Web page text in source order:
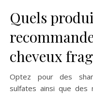
Quels
cheveux
Optez pour des
sulfates ainsi que des